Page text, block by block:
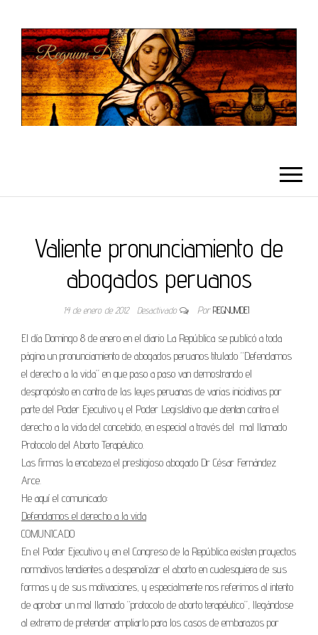
Valiente pronunciamiento de
abogados peruanos
14 de enero de 2012 Desactivado Por REGNUMDEI
El día Domingo 8 de enero en el diario La República se publicó a toda
página un pronunciamiento de abogados peruanos titulado “Defendamos
el derecho a la vida” en que paso a paso van demostrando el
despropósito en contra de las leyes peruanas de varias iniciativas por
parte del Poder Ejecutivo y el Poder Legislativo que atentan contra el
derecho a la vida del concebido, en especial a través del mal llamado
Protocolo del Aborto Terapéutico.
Las firmas la encabeza el prestigioso abogado Dr César Fernández
Arce.
He aquí el comunicado:
Defendamos el derecho a la vida
COMUNICADO
En el Poder Ejecutivo y en el Congreso de la República existen proyectos
normativos tendientes a despenalizar el aborto en cualesquiera de sus
formas y de sus motivaciones, y especialmente nos referimos al intento
de aprobar un mal llamado “protocolo de aborto terapéutico”, llegándose
al extremo de pretender ampliarlo para los casos de embarazos por